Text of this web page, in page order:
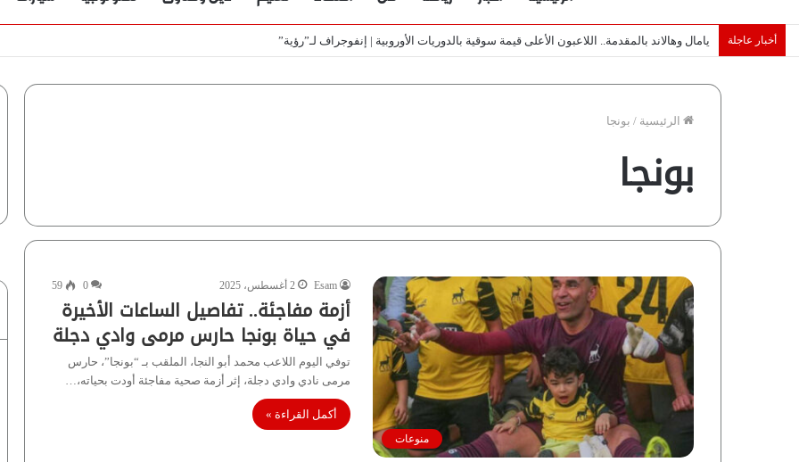
أخبار عاجلة خبراء لـ”شبكة رؤية”: «اتفاق مكة» يغيّر قواعد اللعبة بالشرق الأوسط
الرئيسية / بونجا
بونجا
منوعات
Esam 2 أغسطس، 2025 0
59
أزمة مفاجئة.. تفاصيل الساعات الأخيرة
في حياة بونجا حارس مرمى وادي ‏دجلة
توفي اليوم اللاعب محمد أبو النجا، الملقب بـ “بونجا”، حارس
مرمى نادي وادي دجلة، إثر أزمة صحية مفاجئة أودت بحياته،…
أكمل القراءة »